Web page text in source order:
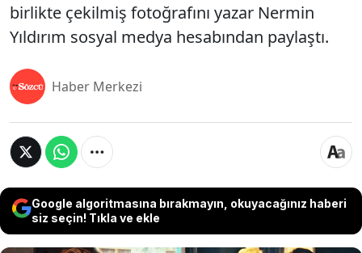
birlikte çekilmiş fotoğrafını yazar Nermin
Yıldırım sosyal medya hesabından paylaştı.
Haber Merkezi
Google algoritmasına bırakmayın, okuyacağınız haberi
siz seçin! Tıkla ve ekle